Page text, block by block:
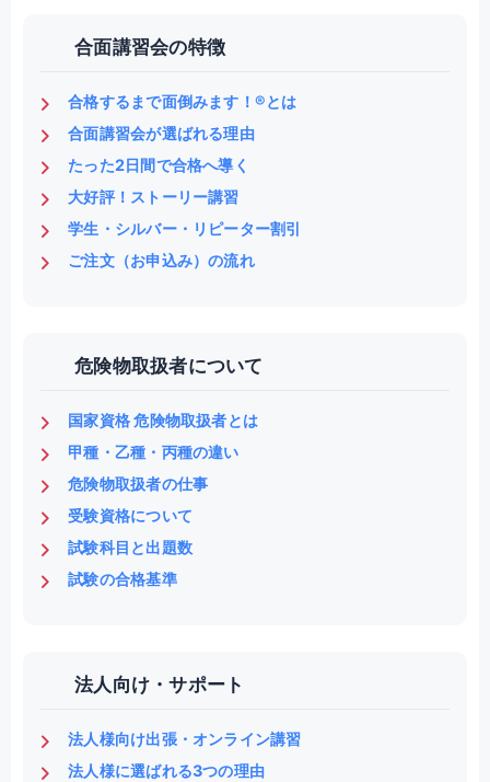
合面講習会の特徴
合格するまで面倒みます！®とは
合面講習会が選ばれる理由
たった2日間で合格へ導く
大好評！ストーリー講習
学生・シルバー・リピーター割引
ご注文（お申込み）の流れ
危険物取扱者について
国家資格 危険物取扱者とは
甲種・乙種・丙種の違い
危険物取扱者の仕事
受験資格について
試験科目と出題数
試験の合格基準
法人向け・サポート
法人様向け出張・オンライン講習
法人様に選ばれる3つの理由